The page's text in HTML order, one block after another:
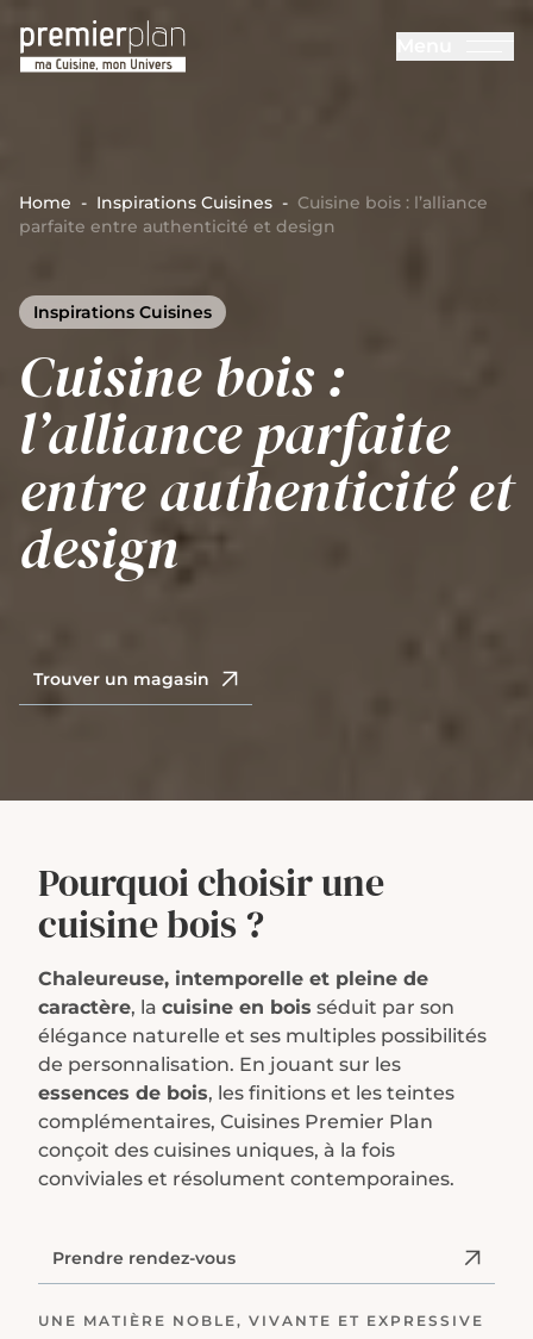
Home - Inspirations Cuisines - Cuisine bois : l’alliance
parfaite entre authenticité et design
Inspirations Cuisines
Cuisine bois :
l’alliance parfaite
entre authenticité et
design
Trouver un magasin
Pourquoi choisir une
cuisine bois ?
Chaleureuse, intemporelle et pleine de
caractère, la cuisine en bois séduit par son
élégance naturelle et ses multiples possibilités
de personnalisation. En jouant sur les
essences de bois, les finitions et les teintes
complémentaires, Cuisines Premier Plan
conçoit des cuisines uniques, à la fois
conviviales et résolument contemporaines.
Prendre rendez-vous
UNE MATIÈRE NOBLE, VIVANTE ET EXPRESSIVE